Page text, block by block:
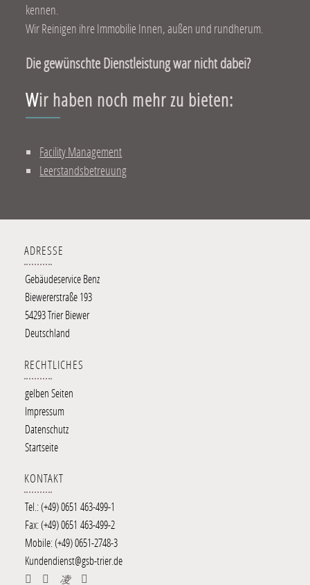
kennen.
Wir Reinigen ihre Immobilie Innen, außen und rundherum.
Die gewünschte Dienstleistung war nicht dabei?
Wir haben noch mehr zu bieten:
Facility Management
Leerstandsbetreuung
ADRESSE
GebäudeserviceBenz
Biewererstraße 193
54293TrierBiewer
Deutschland
RECHTLICHES
gelben Seiten
Impressum
Datenschutz
Startseite
KONTAKT
Tel.: (+49)0651 463-499-1
Fax: (+49)0651 463-499-2
Mobile: (+49) 0651-2748-3
Kundendienst@gsb-trier.de